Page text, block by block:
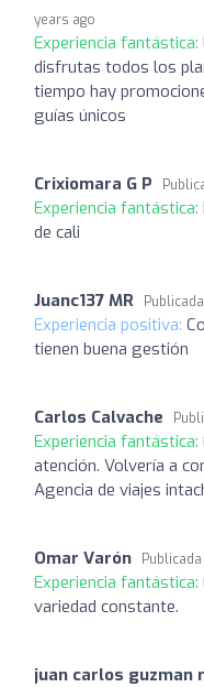
years ago
Experiencia fantástica:
disfrutas todos los
tiempo hay
guías únicos
Crixiomara G P
Experiencia fantástica:
de cali
Juanc137 MR
Experiencia positiva:
tienen buena gestión
Carlos Calvache
Experiencia fantástica:
atención. Volvería a
Agencia de viajes
Omar Varón
Experiencia fantástica:
variedad constante.
juan carlos guzman